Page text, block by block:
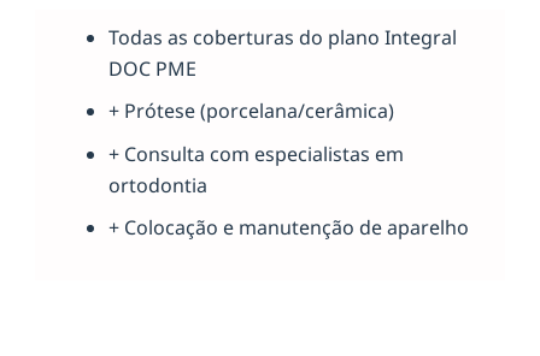
Todas as coberturas do plano Integral
DOC PME
+ Prótese (porcelana/cerâmica)
+ Consulta com especialistas em
ortodontia
+ Colocação e manutenção de aparelho